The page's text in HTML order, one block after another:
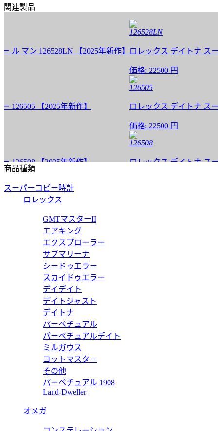
関連製品
ン 126528LN 【2025年新作】
【2025年新作】
【2025年新作】
【2025年新作】
【2024年新作】
【2024年新作】
【2024年新作】
126528LN
ロレックス デイトナ スーパ
価格:22500 円
126505
ロレックス デイトナ スーパ
価格:22500 円
126508
ロレックス デイトナ スーパ
ロレックス デイトナ スーパ
商品種類
スーパーコピー時計
ロレックス
GMTマスターII
エアキング
エクスプローラー
サブマリーナ
シードゥエラー
スカイドゥエラー
デイデイト
デイトジャスト
デイトナ
パーペチュアル
パーペチュアルデイト
ミルガウス
ヨットマスター
その他
パーペチュアル 1908
Land-Dweller
オメガ